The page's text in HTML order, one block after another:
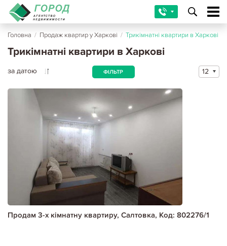
Головна / Продаж квартир у Харкові / Трикімнатні квартири в Харкові
Трикімнатні квартири в Харкові
за датою ФІЛЬТР 12
Продам 3-х кімнатну квартиру, Салтовка, Код: 802276/1